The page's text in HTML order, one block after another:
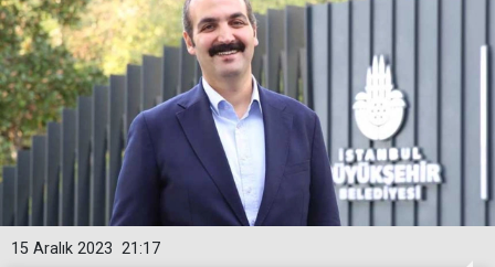
21:17
15 Aralık 2023